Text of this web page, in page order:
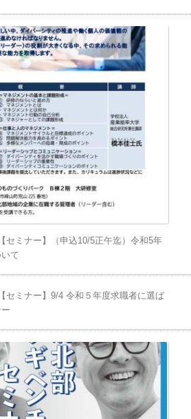
【セミナー】（申込10/5正午迄）令和5年
て
【セミナー】9/4 令和５年度求職者に選ば